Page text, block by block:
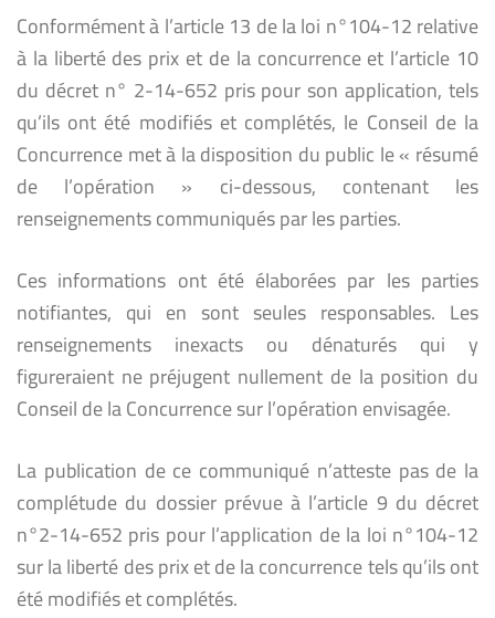
Conformément à l’article 13 de la loi n°104-12 relative
à la liberté des prix et de la concurrence et l’article 10
du décret n° 2-14-652 pris pour son application, tels
qu’ils ont été modifiés et complétés, le Conseil de la
Concurrence met à la disposition du public le « résumé
de l’opération » ci-dessous, contenant les
renseignements communiqués par les parties.
Ces informations ont été élaborées par les parties
notifiantes, qui en sont seules responsables. Les
renseignements inexacts ou dénaturés qui y
figureraient ne préjugent nullement de la position du
Conseil de la Concurrence sur l’opération envisagée.
La publication de ce communiqué n’atteste pas de la
complétude du dossier prévue à l’article 9 du décret
n°2-14-652 pris pour l’application de la loi n°104-12
sur la liberté des prix et de la concurrence tels qu’ils ont
été modifiés et complétés.